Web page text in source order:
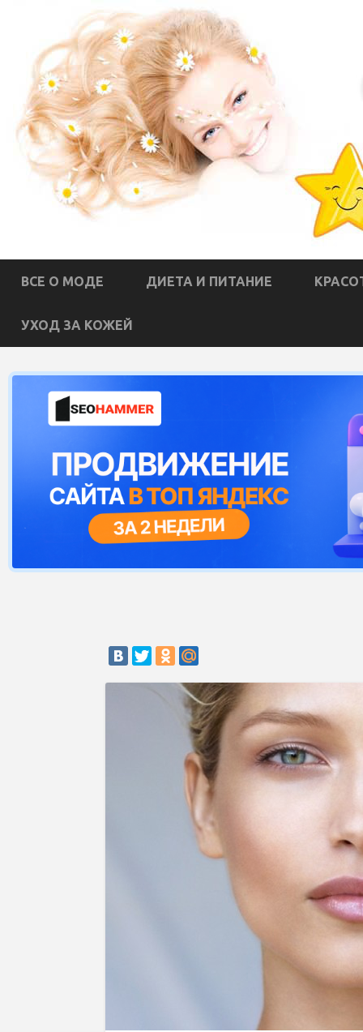
ВСЕ О МОДЕ ДИЕТА И ПИТАНИЕ
УХОД ЗА КОЖЕЙ